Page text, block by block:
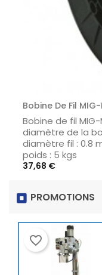
Bobine De Fil
Bobine de fil
diamètre de la
diamètre fil : 0.8
poids : 5 kgs
Prix
37,68 €
PROMOTIONS
favorite_border